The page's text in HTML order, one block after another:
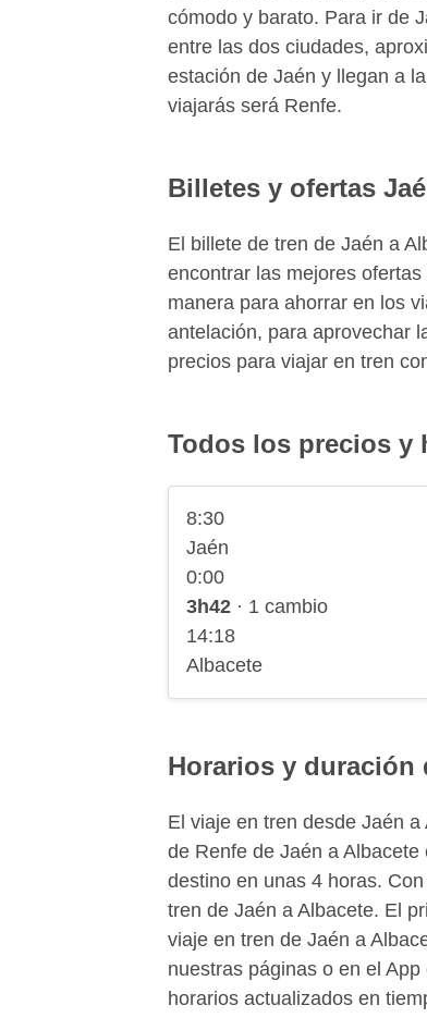
cómodo y barato. Para ir de
entre las dos ciudades,
estación de Jaén y llegan a
viajarás será Renfe.
Billetes y ofertas
El billete de tren de Jaén a
encontrar las mejores
manera para ahorrar en los
antelación, para aprovechar
precios para viajar en tren
Todos los precios y
8:30
Jaén
0:00
3h42 · 1 cambio
14:18
Albacete
Horarios y duración
El viaje en tren desde Jaén
de Renfe de Jaén a
destino en unas 4 horas.
tren de Jaén a Albacete. El
viaje en tren de Jaén a
nuestras páginas o en el
horarios actualizados en